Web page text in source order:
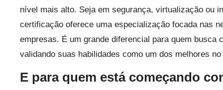
nível mais alto. Seja em segurança, virtualização ou
certificação oferece uma especialização focada nas
empresas. É um grande diferencial para quem busca
validando suas habilidades como um dos melhores
E para quem está começando